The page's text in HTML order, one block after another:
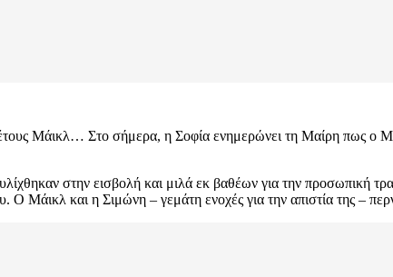
Μάικλ… Στο σήμερα, η Σοφία ενημερώνει τη Μαίρη πως ο
στην εισβολή και μιλά εκ βαθέων για την προσωπική
Ο Μάικλ και η Σιμώνη – γεμάτη ενοχές για την απιστία της –